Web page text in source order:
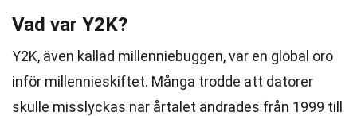
Vad var Y2K?
Y2K, även kallad millenniebuggen, var en global oro
inför millennieskiftet. Många trodde att datorer
skulle misslyckas när årtalet ändrades från 1999 till